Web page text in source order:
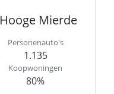
Mierde
Personenauto's
1.135
Koopwoningen
80%